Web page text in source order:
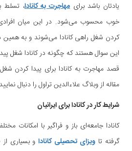
یادتان باشد برای مهاجرت به کانادا، تسلط
خوب محسوب می‌شود. در این میان افرادی
کردن شغل راهی کانادا می‌شوند و به
این سوال هستند که چگونه در کانادا شغل
قصد مهاجرت به کانادا برای پیدا کردن
مقاله از وبلاگ علاءالدین تراول را دنبال
شرایط کار در کانادا برای ایرانیان
کانادا جامعه‌ای باز و فراگیر با امکانات
گرفته تا ویزای تحصیلی کاناداو بسیاری